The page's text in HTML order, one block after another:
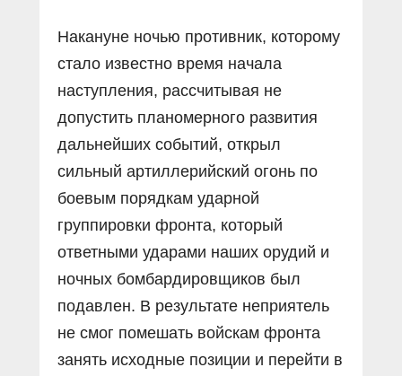
Накануне ночью противник, которому
стало известно время начала
наступления, рассчитывая не
допустить планомерного развития
дальнейших событий, открыл
сильный артиллерийский огонь по
боевым порядкам ударной
группировки фронта, который
ответными ударами наших орудий и
ночных бомбардировщиков был
подавлен. В результате неприятель
не смог помешать войскам фронта
занять исходные позиции и перейти в